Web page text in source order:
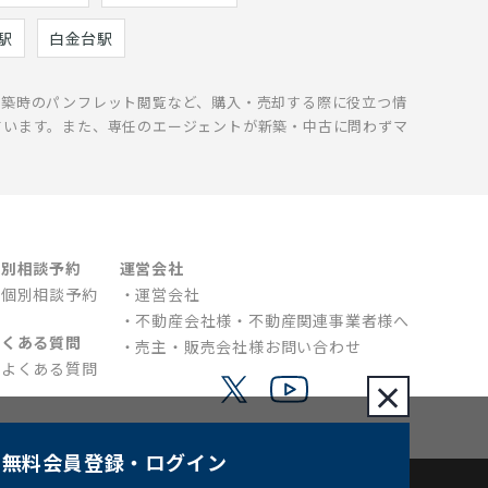
無料会員登録 ・ログイン
×
白金台駅
時のパンフレット閲覧など、購入・売却する際に役立つ情
ます。また、専任のエージェントが新築・中古に問わずマ
相談予約
個別相談予約
ある質問
よくある質問
運営会社
運営会社
不動産会社様・不動産関連事業者様へ
売主・販売会社様お問い合わせ